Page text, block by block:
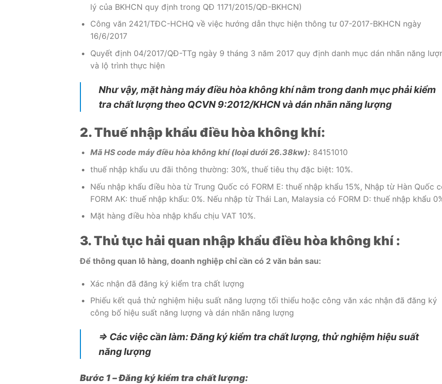
lý của BKHCN quy định trong QĐ 1171/2015/QĐ-BKHCN)
Công văn 2421/TĐC-HCHQ về việc hướng dẫn thực hiện thông tư 07-2017-BKHCN ngày
16/6/2017
Quyết định 04/2017/QĐ-TTg ngày 9 tháng 3 năm 2017 quy định danh mục dán nhãn năng
và lộ trình thực hiện
Như vậy, mặt hàng máy điều hòa không khí nằm trong danh mục phải kiểm
tra chất lượng theo QCVN 9:2012/KHCN và dán nhãn năng lượng
2. Thuế nhập khẩu điều hòa không khí:
Mã HS code máy điều hòa không khí (loại dưới 26.38kw): 84151010
thuế nhập khẩu ưu đãi thông thường: 30%, thuế tiêu thụ đặc biệt: 10%.
Nếu nhập khẩu điều hòa từ Trung Quốc có FORM E: thuế nhập khẩu 15%, Nhập từ Hàn Quốc
FORM AK: thuế nhập khẩu: 0%. Nếu nhập từ Thái Lan, Malaysia có FORM D: thuế nhập khẩu
Mặt hàng điều hòa nhập khẩu chịu VAT 10%.
3. Thủ tục hải quan nhập khẩu điều hòa không khí :
Để thông quan lô hàng, doanh nghiệp chỉ cần có 2 văn bản sau:
Xác nhận đã đăng ký kiểm tra chất lượng
Phiếu kết quả thử nghiệm hiệu suất năng lượng tối thiểu hoặc công văn xác nhận đã đăng ký
công bố hiệu suất năng lượng và dán nhãn năng lượng
⇒ Các việc cần làm: Đăng ký kiểm tra chất lượng, thử nghiệm hiệu suất
năng lượng
Bước 1 –Đăng ký kiểm tra chất lượng: